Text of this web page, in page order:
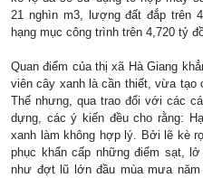
21 nghìn m3, lượng đất đắp trên
hạng mục công trình trên 4,720 tỷ
Quan điểm của thị xã Hà Giang
viên cây xanh là cần thiết, vừa tạo
Thế nhưng, qua trao đổi với các
dựng, các ý kiến đều cho rằng:
xanh làm không hợp lý. Bởi lẽ kè
phục khẩn cấp những điểm sạt,
như đợt lũ lớn đầu mùa mưa